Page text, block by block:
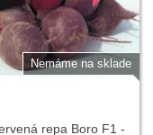
Nemáme na sklade
repa Boro F1 -